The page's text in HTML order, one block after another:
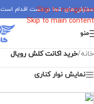
Skip to navigation
Skip to main content
سفارش های شما در دست اقدام است
منو
خانه/خرید اکانت کلش رویال
نمایش نوار کناری